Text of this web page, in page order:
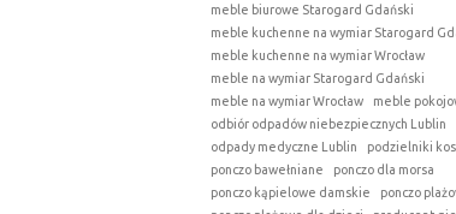
meble biurowe Starogard Gdański
meble kuchenne na wymiar Starogard
meble kuchenne na wymiar Wrocław
meble na wymiar Starogard Gdański
meble na wymiar Wrocław
meble
odbiór odpadów niebezpiecznych Lublin
odpady medyczne Lublin
podzielniki
ponczo bawełniane
ponczo dla morsa
ponczo kąpielowe damskie
ponczo